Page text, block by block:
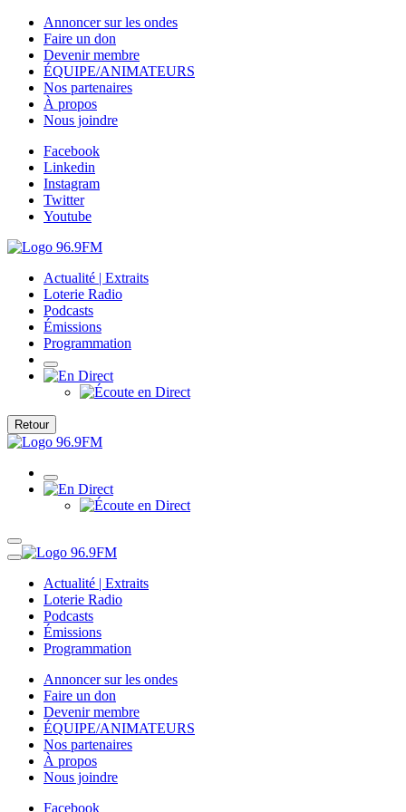
Annoncer sur les ondes
Faire un don
Devenir membre
ÉQUIPE/ANIMATEURS
Nos partenaires
À propos
Nous joindre
Facebook
Linkedin
Instagram
Twitter
Youtube
Actualité | Extraits
Loterie Radio
Podcasts
Émissions
Programmation
Retour
Actualité | Extraits
Loterie Radio
Podcasts
Émissions
Programmation
Annoncer sur les ondes
Faire un don
Devenir membre
ÉQUIPE/ANIMATEURS
Nos partenaires
À propos
Nous joindre
Facebook